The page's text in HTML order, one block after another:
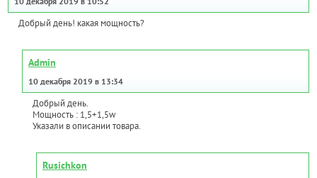
Добрый день! какая мощность?
Admin
10 декабря 2019 в 13:34
Добрый день.
Мощность : 1,5+1,5w
Указали в описании товара.
Rusichkon